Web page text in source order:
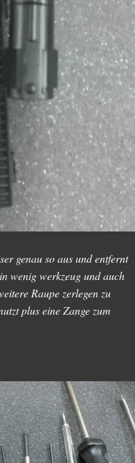
genau so aus und entfernt
wenig werkzeug und auch
Raupe zerlegen zu
plus eine Zange zum